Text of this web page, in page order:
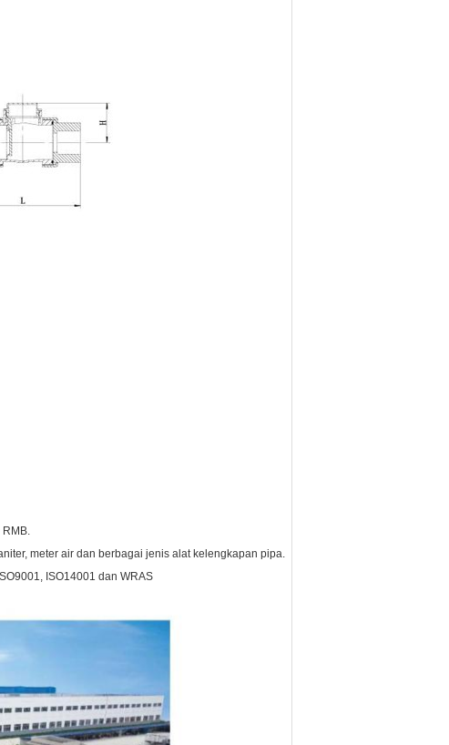
meter air dan berbagai jenis alat kelengkapan pipa.
ISO14001 dan WRAS